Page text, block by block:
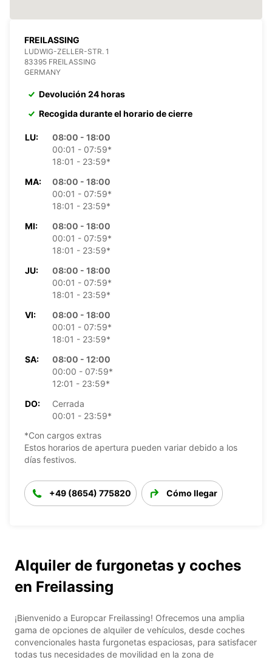
FREILASSING
LUDWIG-ZELLER-STR. 1
83395 FREILASSING
GERMANY
Devolución 24 horas
Recogida durante el horario de cierre
LU:
08:00 - 18:00
00:01 - 07:59*
18:01 - 23:59*
MA:
08:00 - 18:00
00:01 - 07:59*
18:01 - 23:59*
MI:
08:00 - 18:00
00:01 - 07:59*
18:01 - 23:59*
JU:
08:00 - 18:00
00:01 - 07:59*
18:01 - 23:59*
VI:
08:00 - 18:00
00:01 - 07:59*
18:01 - 23:59*
SA:
08:00 - 12:00
00:00 - 07:59*
12:01 - 23:59*
DO:
Cerrada
00:01 - 23:59*
*Con cargos extras
Estos horarios de apertura pueden variar debido a los
días festivos.
+49 (8654) 775820 Cómo llegar
Alquiler de furgonetas y coches
en Freilassing
¡Bienvenido a Europcar Freilassing! Ofrecemos una amplia
gama de opciones de alquiler de vehículos, desde coches
convencionales hasta furgonetas espaciosas, para satisfacer
todas tus necesidades de movilidad en la zona de